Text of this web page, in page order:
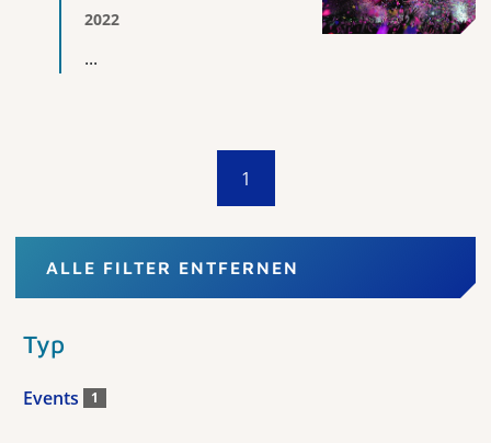
2022
...
1
ALLE FILTER ENTFERNEN
Typ
Events 1